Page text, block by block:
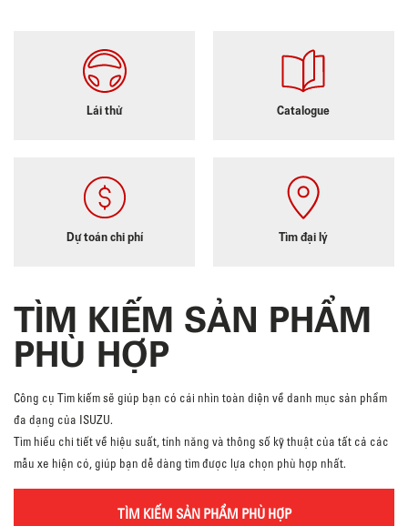
Lái thử Catalogue
Dự toán chi phí Tìm đại lý
TÌM KIẾM SẢN PHẨM
PHÙ HỢP
Công cụ Tìm kiếm sẽ giúp bạn có cái nhìn toàn diện về danh mục sản phẩm
đa dạng của ISUZU.
Tìm hiểu chi tiết về hiệu suất, tính năng và thông số kỹ thuật của tất cả các
mẫu xe hiện có, giúp bạn dễ dàng tìm được lựa chọn phù hợp nhất.
TÌM KIẾM SẢN PHẨM PHÙ HỢP